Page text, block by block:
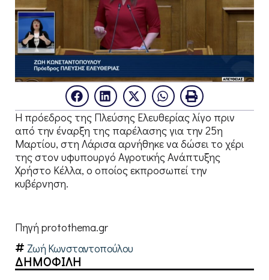
Η πρόεδρος της Πλεύσης Ελευθερίας λίγο πριν
από την έναρξη της παρέλασης για την 25η
Μαρτίου, στη Λάρισα αρνήθηκε να δώσει το χέρι
της στον υφυπουργό Αγροτικής Ανάπτυξης
Χρήστο Κέλλα, ο οποίος εκπροσωπεί την
κυβέρνηση.
Πηγή protothema.gr
Ζωή Κωνσταντοπούλου
ΔΗΜΟΦΙΛΗ